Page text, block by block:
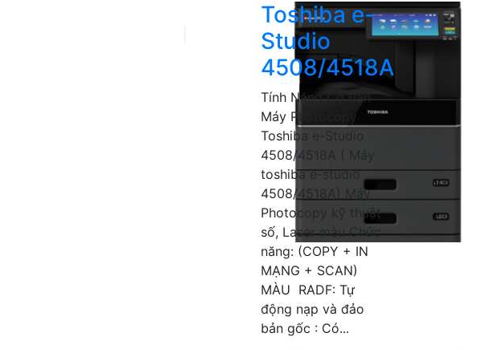
Toshiba e-
Studio
4508/4518A
Tính Năng Cơ Bản
Máy Photocopy
Toshiba e-Studio
4508/4518A ( Máy
toshiba e-studio
4508/4518A) Máy
Photocopy kỹ thuật
số, Laser màu Chức
năng: (COPY + IN
MẠNG + SCAN)
MÀU RADF: Tự
động nạp và đảo
bản gốc : Có...